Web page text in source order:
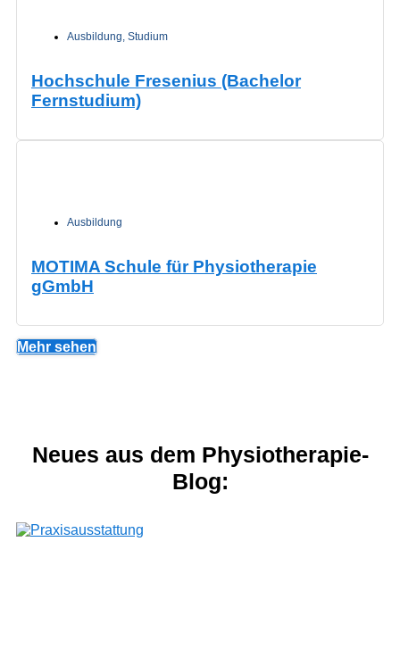
Ausbildung, Studium
Hochschule Fresenius (Bachelor
Fernstudium)
Ausbildung
MOTIMA Schule für Physiotherapie
gGmbH
Mehr sehen
Neues aus dem Physiotherapie-
Blog: